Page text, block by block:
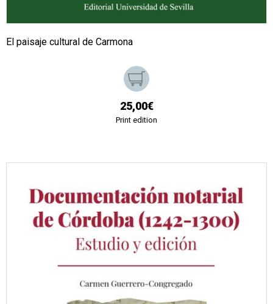
El paisaje cultural de Carmona
25,00€
Print edition